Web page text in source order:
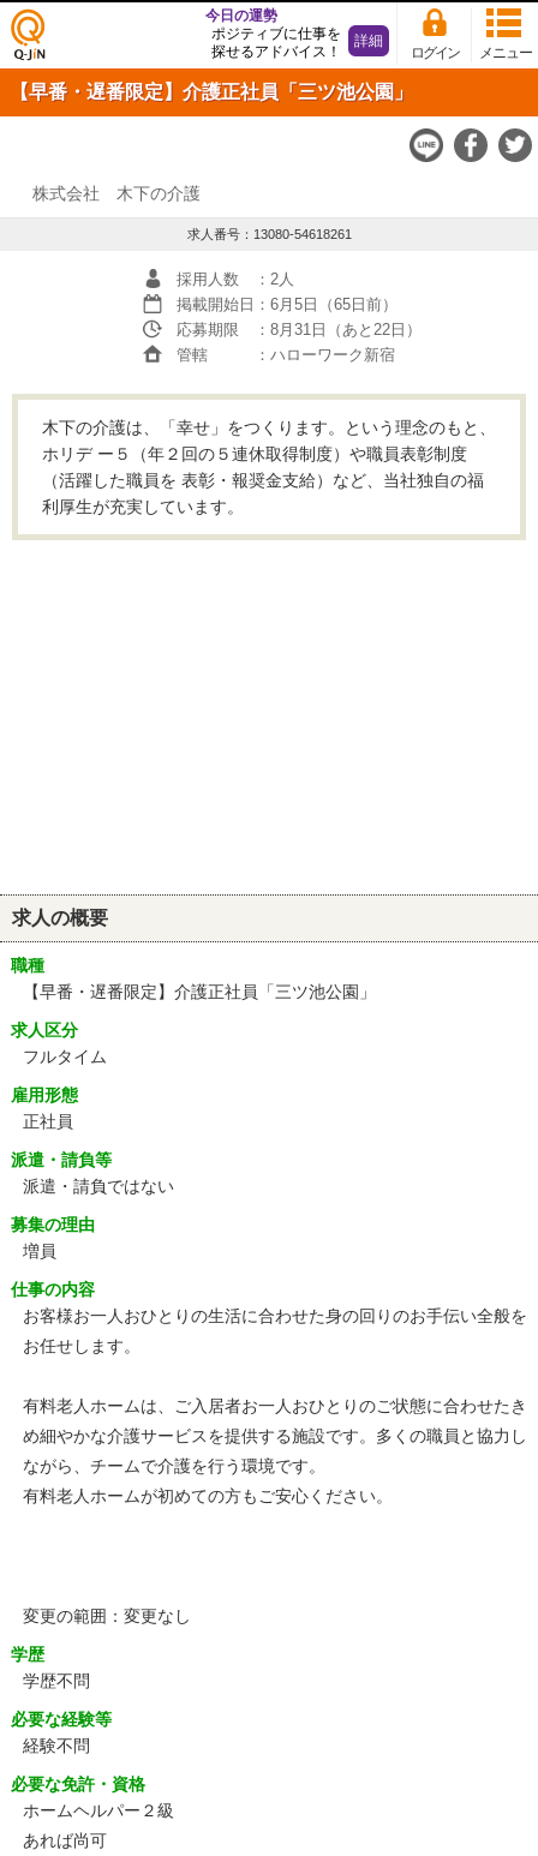
仕事
探し
の求
Q-JiN
メニュー
ログイン
今日の運勢
ポジティブに仕事を
探せるアドバイス！
詳細
【早番・遅番限定】介護正社員「三ツ池公園」
株式会社 木下の介護
求人番号：13080-54618261
採用人数
：2人
掲載開始日 ：6月5日（65日前）
応募期限
：8月31日（あと22日）
管轄
：ハローワーク新宿
木下の介護は、「幸せ」をつくります。という理念のもと、
ホリデ ー５（年２回の５連休取得制度）や職員表彰制度
（活躍した職員を 表彰・報奨金支給）など、当社独自の福
利厚生が充実しています。
求人の概要
職種
【早番・遅番限定】介護正社員「三ツ池公園」
求人区分
フルタイム
雇用形態
正社員
派遣・請負等
派遣・請負ではない
募集の理由
増員
仕事の内容
お客様お一人おひとりの生活に合わせた身の回りのお手伝い全般を
お任せします。
有料老人ホームは、ご入居者お一人おひとりのご状態に合わせたき
め細やかな介護サービスを提供する施設です。多くの職員と協力し
ながら、チームで介護を行う環境です。
有料老人ホームが初めての方もご安心ください。
変更の範囲：変更なし
学歴
学歴不問
必要な経験等
経験不問
必要な免許・資格
ホームヘルパー２級
あれば尚可